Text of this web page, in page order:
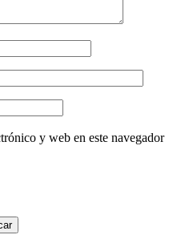
y web en este navegador